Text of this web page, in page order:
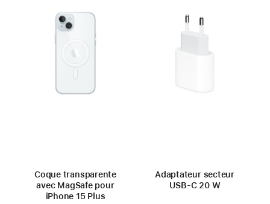
Coque transparente
avec MagSafe pour
iPhone 15 Plus
Adaptateur secteur
USB‑C 20 W